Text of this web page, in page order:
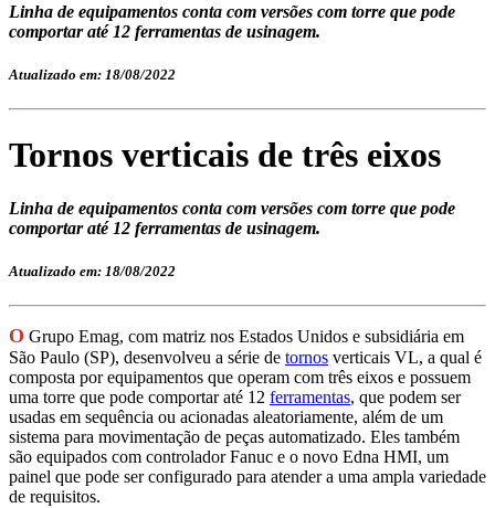
Linha de equipamentos conta com versões com torre que pode
comportar até 12 ferramentas de usinagem.
Atualizado em: 18/08/2022
Tornos verticais de três eixos
Linha de equipamentos conta com versões com torre que pode
comportar até 12 ferramentas de usinagem.
Atualizado em: 18/08/2022
O Grupo Emag, com matriz nos Estados Unidos e subsidiária em
São Paulo (SP), desenvolveu a série de tornos verticais VL, a qual é
composta por equipamentos que operam com três eixos e possuem
uma torre que pode comportar até 12 ferramentas, que podem ser
usadas em sequência ou acionadas aleatoriamente, além de um
sistema para movimentação de peças automatizado. Eles também
são equipados com controlador Fanuc e o novo Edna HMI, um
painel que pode ser configurado para atender a uma ampla variedade
de requisitos.